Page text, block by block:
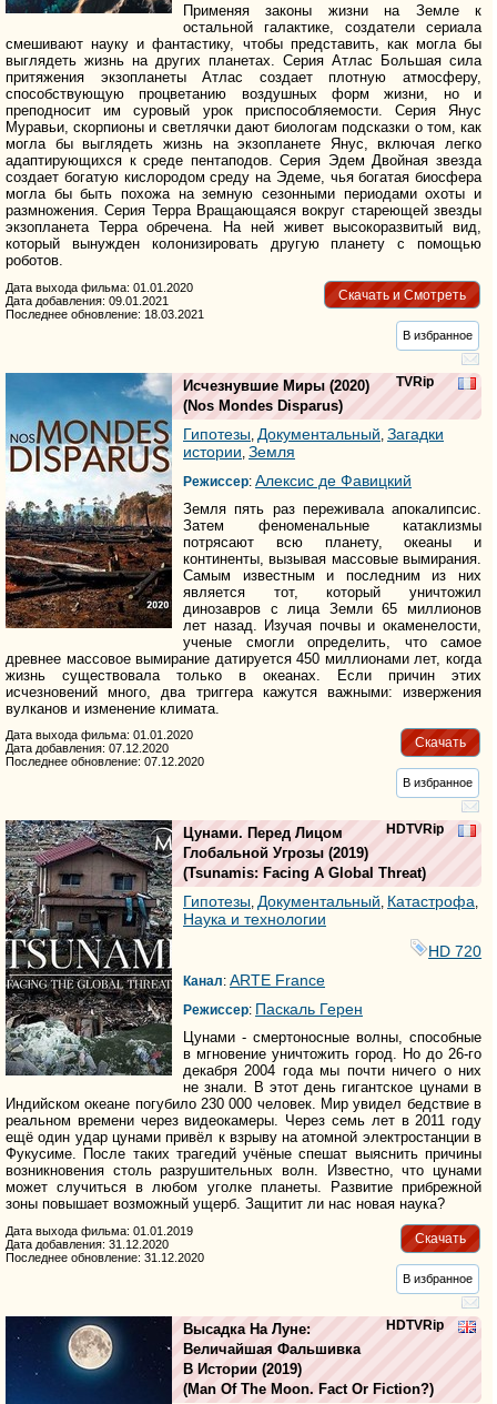
Применяя законы жизни на Земле к
остальной галактике, создатели сериала
смешивают науку и фантастику, чтобы представить, как могла бы
выглядеть жизнь на других планетах. Серия Атлас Большая сила
притяжения экзопланеты Атлас создает плотную атмосферу,
способствующую процветанию воздушных форм жизни, но и
преподносит им суровый урок приспособляемости. Серия Янус
Муравьи, скорпионы и светлячки дают биологам подсказки о том, как
могла бы выглядеть жизнь на экзопланете Янус, включая легко
адаптирующихся к среде пентаподов. Серия Эдем Двойная звезда
создает богатую кислородом среду на Эдеме, чья богатая биосфера
могла бы быть похожа на земную сезонными периодами охоты и
размножения. Серия Терра Вращающаяся вокруг стареющей звезды
экзопланета Терра обречена. На ней живет высокоразвитый вид,
который вынужден колонизировать другую планету с помощью
роботов.
Скачать и Смотреть
Дата выхода фильма: 01.01.2020
Дата добавления: 09.01.2021
Последнее обновление: 18.03.2021
В избранное
TVRip
Исчезнувшие Миры (2020)
(Nos Mondes Disparus)
Гипотезы Документальный Загадки
истории Земля
Режиссер: Алексис де Фавицкий
Земля пять раз переживала апокалипсис.
Затем феноменальные катаклизмы
потрясают всю планету, океаны и
континенты, вызывая массовые вымирания.
Самым известным и последним из них
является тот, который уничтожил
динозавров с лица Земли 65 миллионов
лет назад. Изучая почвы и окаменелости,
ученые смогли определить, что самое
древнее массовое вымирание датируется 450 миллионами лет, когда
жизнь существовала только в океанах. Если причин этих
исчезновений много, два триггера кажутся важными: извержения
вулканов и изменение климата.
Скачать
Дата выхода фильма: 01.01.2020
Дата добавления: 07.12.2020
Последнее обновление: 07.12.2020
В избранное
HDTVRip
Цунами. Перед Лицом
Глобальной Угрозы (2019)
(Tsunamis: Facing A Global Threat)
Гипотезы, Документальный, Катастрофа,
Наука и технологии
HD 720
Канал: ARTE France
Режиссер: Паскаль Герен
Цунами - смертоносные волны, способные
в мгновение уничтожить город. Но до 26-го
декабря 2004 года мы почти ничего о них
не знали. В этот день гигантское цунами в
Индийском океане погубило 230 000 человек. Мир увидел бедствие в
реальном времени через видеокамеры. Через семь лет в 2011 году
ещё один удар цунами привёл к взрыву на атомной электростанции в
Фукусиме. После таких трагедий учёные спешат выяснить причины
возникновения столь разрушительных волн. Известно, что цунами
может случиться в любом уголке планеты. Развитие прибрежной
зоны повышает возможный ущерб. Защитит ли нас новая наука?
Скачать
Дата выхода фильма: 01.01.2019
Дата добавления: 31.12.2020
Последнее обновление: 31.12.2020
В избранное
HDTVRip
Высадка На Луне:
Величайшая Фальшивка
В Истории (2019)
(Man Of The Moon. Fact Or Fiction?)